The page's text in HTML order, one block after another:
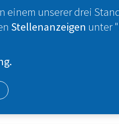
einem unserer drei
Stellenanzeigen unter